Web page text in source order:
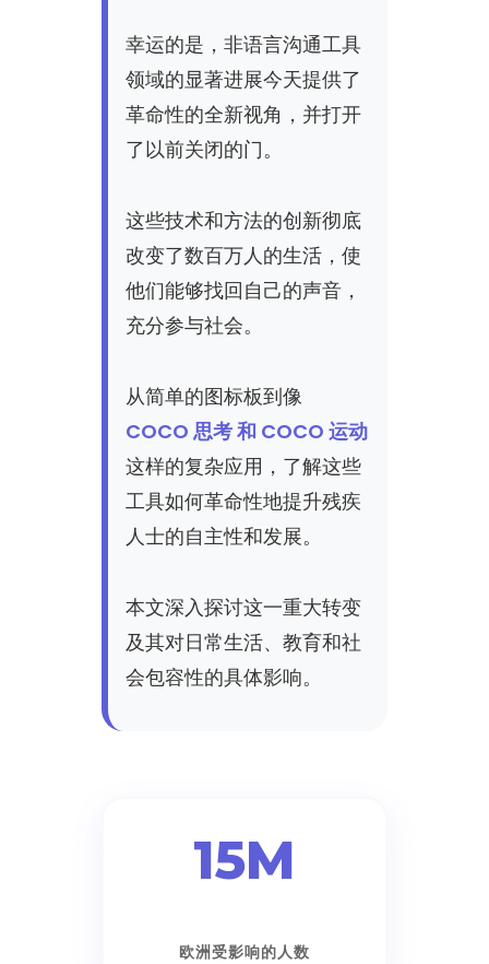
幸运的是，非语言沟通工具
领域的显著进展今天提供了
革命性的全新视角，并打开
了以前关闭的门。
这些技术和方法的创新彻底
改变了数百万人的生活，使
他们能够找回自己的声音，
充分参与社会。
从简单的图标板到像
COCO 思考 和 COCO 运动
这样的复杂应用，了解这些
工具如何革命性地提升残疾
人士的自主性和发展。
本文深入探讨这一重大转变
及其对日常生活、教育和社
会包容性的具体影响。
15M
欧洲受影响的人数